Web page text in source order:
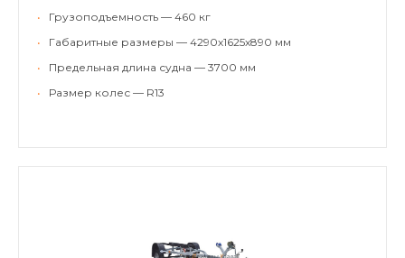
•
Грузоподъемность — 460 кг
•
Габаритные размеры — 4290х1625х890 мм
•
Предельная длина судна — 3700 мм
•
Размер колес — R13